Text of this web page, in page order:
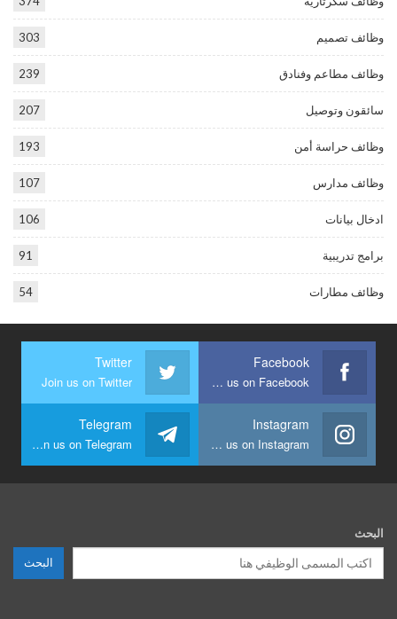
وظائف تصميم 303
وظائف مطاعم وفنادق 239
سائقون وتوصيل 207
وظائف حراسة أمن 193
وظائف مدارس 107
ادخال بيانات 106
برامج تدريبية 91
وظائف مطارات 54
Facebook
Join us on Facebook
Twitter
Join us on Twitter
Instagram
Join us on Instagram
Telegram
Join us on Telegram
البحث
البحث